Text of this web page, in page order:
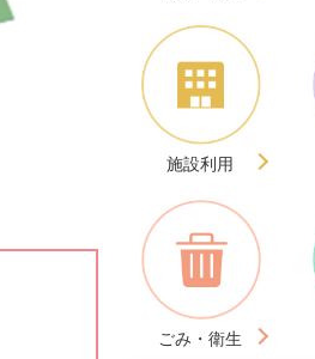
施設利用
ごみ・衛生